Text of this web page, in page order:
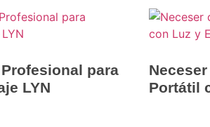
para
LYN
Portátil